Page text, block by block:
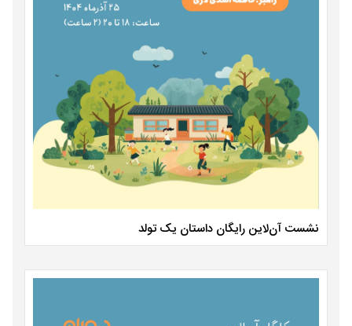
نشست آن‌لاین رایگان داستان یک تولد